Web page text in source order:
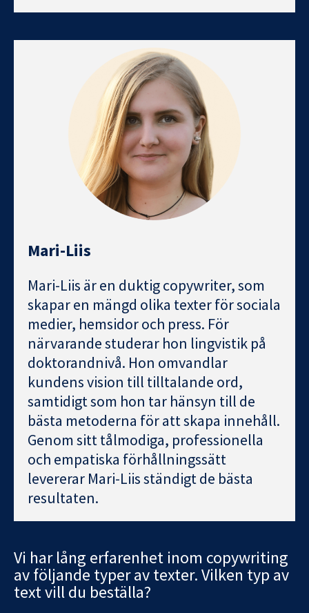
Mari-Liis
Mari-Liis är en duktig copywriter, som
skapar en mängd olika texter för sociala
medier, hemsidor och press. För
närvarande studerar hon lingvistik på
doktorandnivå. Hon omvandlar
kundens vision till tilltalande ord,
samtidigt som hon tar hänsyn till de
bästa metoderna för att skapa innehåll.
Genom sitt tålmodiga, professionella
och empatiska förhållningssätt
levererar Mari-Liis ständigt de bästa
resultaten.
Vi har lång erfarenhet inom copywriting
av följande typer av texter. Vilken typ av
text vill du beställa?